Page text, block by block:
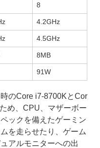
8
4.2GHz
4.5GHz
8MB
91W
のCore i7-8700KとCor
め、CPU、マザーボー
ックを備えたゲーミン
を走らせたり、ゲーム
アルモニターへの出